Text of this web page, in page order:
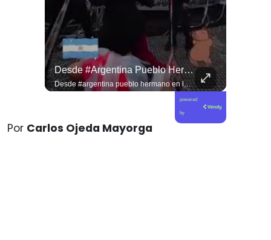
Desde #argentina Pueblo Hermano En La Lucha Contra El Sionismo @laneurona.
Desde #argentina pueblo hermano en la lucha contra el sionismo @laneurona.rebelde y rebelde un compacto de la acción directa ciudadana #noticias
powered
by
Por Carlos Ojeda Mayorga